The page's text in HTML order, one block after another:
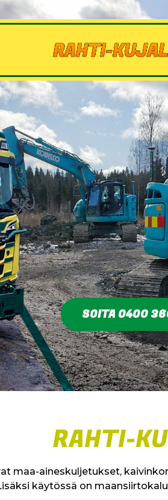
SOITA 0400
RAHTI-
maa-aineskuljetukset,
käytössä on